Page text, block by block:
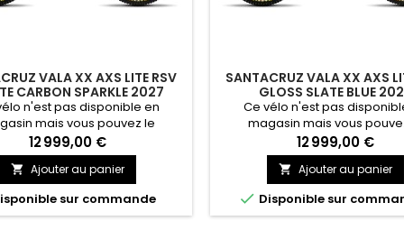
VALA XX AXS LITE RSV
CARBON SPARKLE 2027
n'est pas disponible en
mais vous pouvez le
Si vous souhaitez
un vélo contactez nous au
93 89 62 26 ou par mail à
Le Vala est
électrique à pleine puissance
précision et puissance. Il est
12 999,00 €
 Ajouter au panier
sur commande
SANTACRUZ VALA XX AXS
GLOSS SLATE BLUE
Ce vélo n'est pas
magasin mais vous
commander. Si vous
commander un vélo contactez
04 93 89 62 26 ou par mail
larouelibre.nice@gmail.com Le
un vélo électrique à pleine
qui allie précision et
12 999,00 €
 Ajouter au panier
 Disponible sur